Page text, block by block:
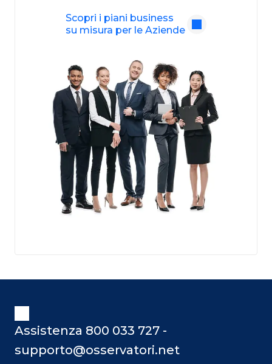
Scopri i piani business
su misura per le Aziende
Assistenza 800 033 727 -
supporto@osservatori.net